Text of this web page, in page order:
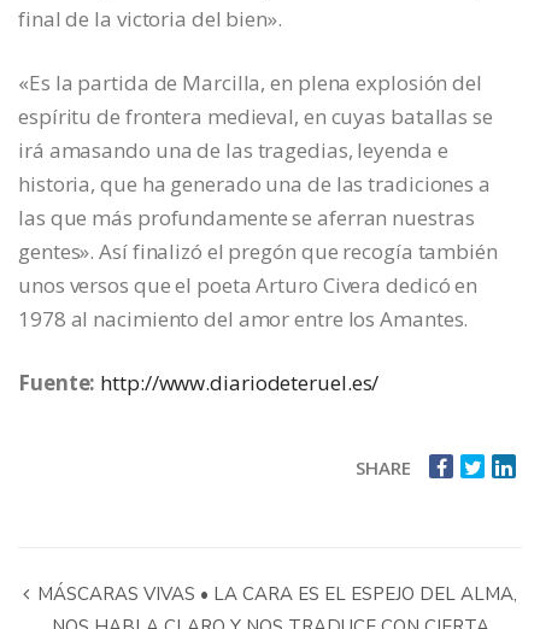
final de la victoria del bien».
«Es la partida de Marcilla, en plena explosión del
espíritu de frontera medieval, en cuyas batallas se
irá amasando una de las tragedias, leyenda e
historia, que ha generado una de las tradiciones a
las que más profundamente se aferran nuestras
gentes». Así finalizó el pregón que recogía también
unos versos que el poeta Arturo Civera dedicó en
1978 al nacimiento del amor entre los Amantes.
Fuente: http://www.diariodeteruel.es/
SHARE
MÁSCARAS VIVAS • LA CARA ES EL ESPEJO DEL ALMA,